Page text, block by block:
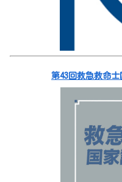
第43回救急救命